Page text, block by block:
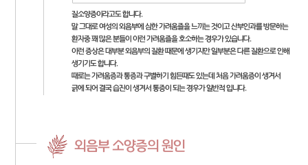
질소양증이라고도 합니다.
말 그대로 여성의 외음부에 심한 가려움즐을 느끼는 것이고 산부인과를 방문하는
환자중 꽤 많은 분들이 이런 가려움즐을 호소하는 경우가 있습니다.
이런 증상은 대부분 외음부의 질환 때문에 생기지만 일부분은 다른 질환으로 인해
생기기도 합니다.
때로는 가려움증과 통증과 구별하기 힘든때도 있는데 처음 가려움증이 생겨서
긁에 되어 결국 습진이 생겨서 통증이 되는 경우가 일반적 입니다.
외음부 소양증의 원인